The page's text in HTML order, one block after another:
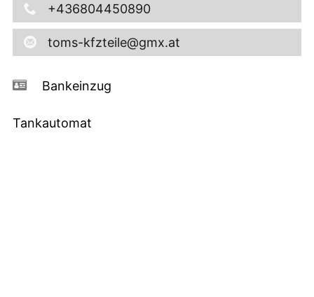
+436804450890
toms-kfzteile@gmx.at
Bankeinzug
Tankautomat